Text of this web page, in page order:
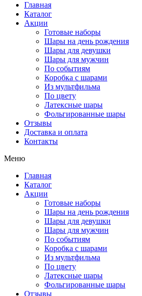
Главная
Каталог
Акции
Готовые наборы
Шары на день рождения
Шары для девушки
Шары для мужчин
По событиям
Коробка с шарами
Из мультфильма
По цвету
Латексные шары
Фольгированные шары
Отзывы
Доставка и оплата
Контакты
Меню
Главная
Каталог
Акции
Готовые наборы
Шары на день рождения
Шары для девушки
Шары для мужчин
По событиям
Коробка с шарами
Из мультфильма
По цвету
Латексные шары
Фольгированные шары
Отзывы